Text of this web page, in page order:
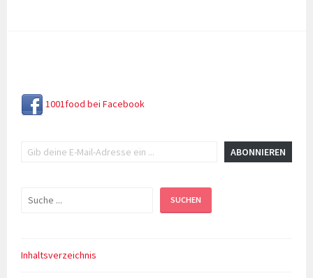
1001food bei Facebook
ABONNIEREN
Suchen SUCHEN
Inhaltsverzeichnis